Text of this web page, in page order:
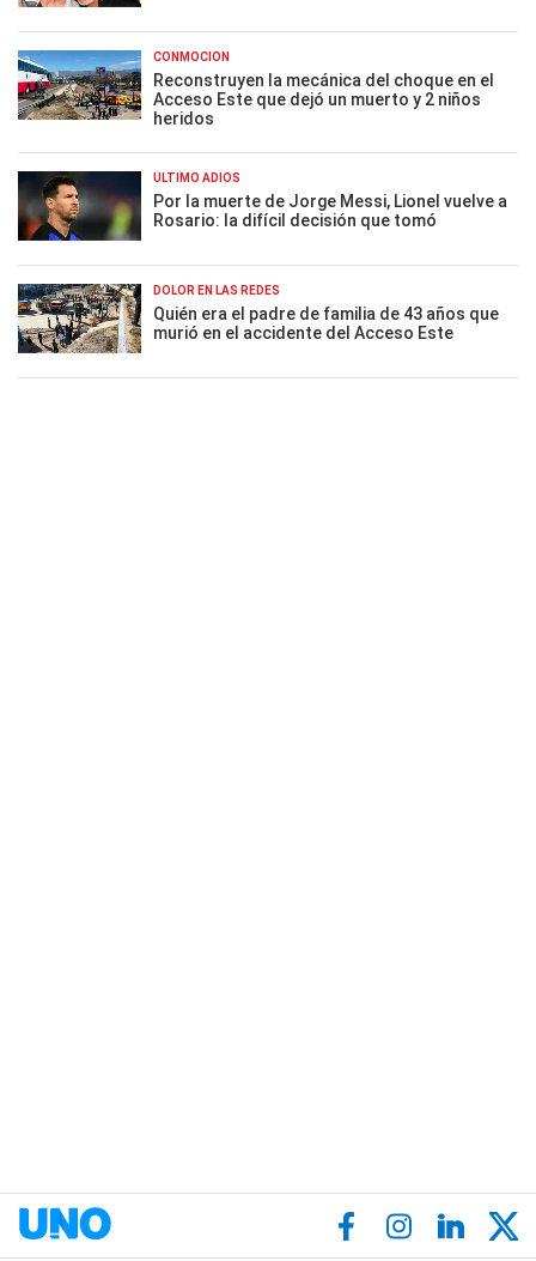
CONMOCIÓN
Reconstruyen la mecánica del choque en el
Acceso Este que dejó un muerto y 2 niños
heridos
ÚLTIMO ADIÓS
Por la muerte de Jorge Messi, Lionel vuelve a
Rosario: la difícil decisión que tomó
DOLOR EN LAS REDES
Quién era el padre de familia de 43 años que
murió en el accidente del Acceso Este